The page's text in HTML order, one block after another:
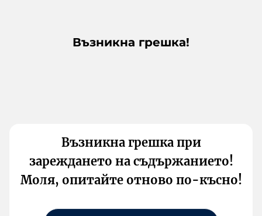
Възникна грешка!
Възникна грешка при
зареждането на съдържанието!
Моля, опитайте отново по-късно!